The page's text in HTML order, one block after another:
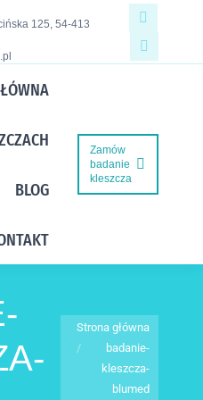
125, 54-413
Facebook
page
window
YouTube
new
BLOG
Zamów
badanie
kleszcza
Jesteś tutaj:
Strona główna
badanie-
kleszcza-
blumed